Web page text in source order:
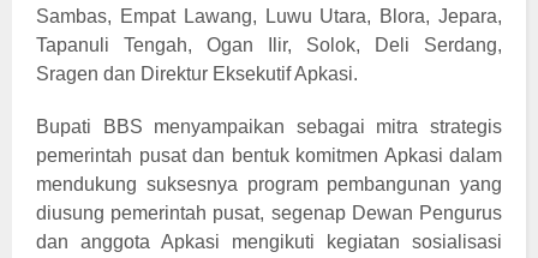
Sambas, Empat Lawang, Luwu Utara, Blora, Jepara,
Tapanuli Tengah, Ogan Ilir, Solok, Deli Serdang,
Sragen dan Direktur Eksekutif Apkasi.
Bupati BBS menyampaikan sebagai mitra strategis
pemerintah pusat dan bentuk komitmen Apkasi dalam
mendukung suksesnya program pembangunan yang
diusung pemerintah pusat, segenap Dewan Pengurus
dan anggota Apkasi mengikuti kegiatan sosialisasi